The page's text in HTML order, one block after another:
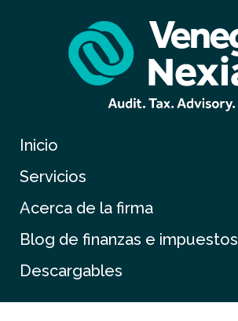
Inicio
Servicios
Acerca de la firma
Blog de finanzas e impuestos
Descargables